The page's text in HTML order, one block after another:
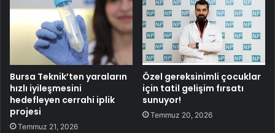
Bursa Teknik’ten yaraların
hızlı iyileşmesini
hedefleyen cerrahi iplik
projesi
Temmuz 21, 2026
Özel gereksinimli çocuklar
için tatil gelişim fırsatı
sunuyor!
Temmuz 20, 2026